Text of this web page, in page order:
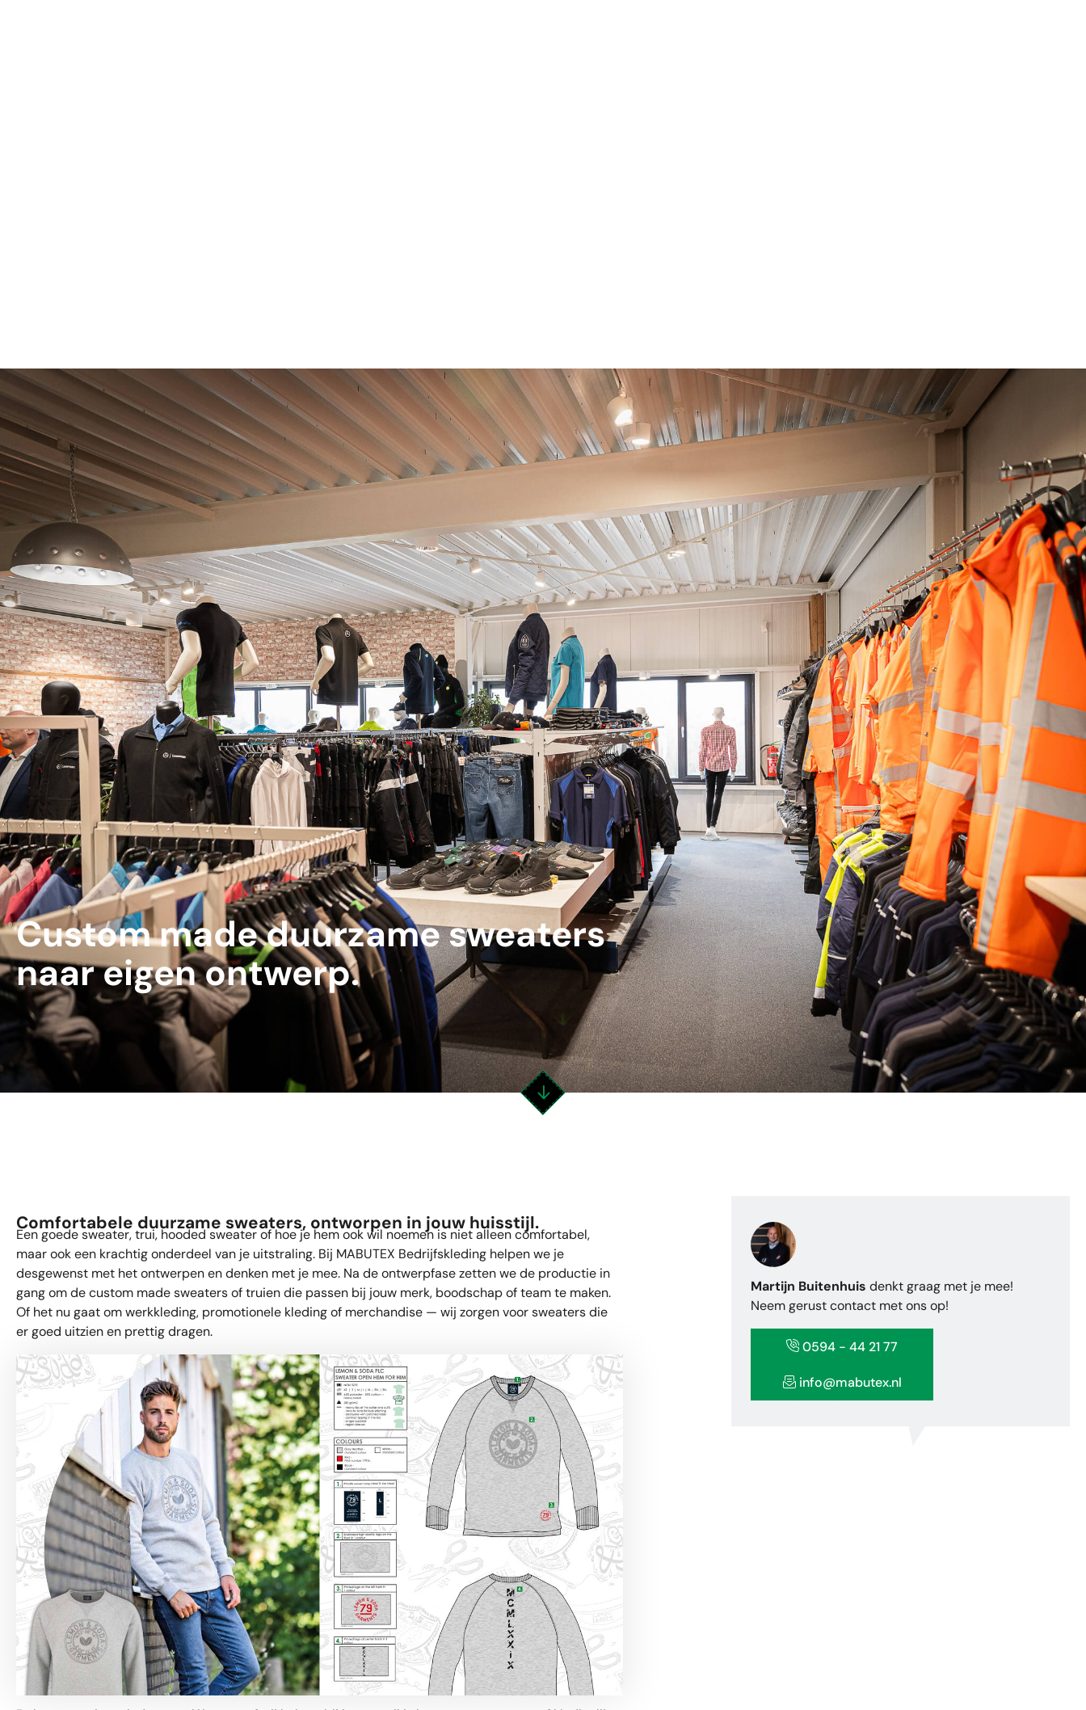
Custom made duurzame sweaters
naar eigen ontwerp.
Comfortabele duurzame sweaters, ontworpen in jouw huisstijl.
Een goede sweater, trui, hooded sweater of hoe je hem ook wil noemen is niet alleen comfortabel,
maar ook een krachtig onderdeel van je uitstraling. Bij MABUTEX Bedrijfskleding helpen we je
desgewenst met het ontwerpen en denken met je mee. Na de ontwerpfase zetten we de productie in
gang om de custom made sweaters of truien die passen bij jouw merk, boodschap of team te maken.
Of het nu gaat om werkkleding, promotionele kleding of merchandise — wij zorgen voor sweaters die
er goed uitzien en prettig dragen.
Martijn Buitenhuis denkt graag met je mee!
Neem gerust contact met ons op!
0594 - 44 21 77
info@mabutex.nl